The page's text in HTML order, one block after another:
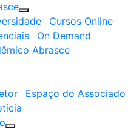
Cursos Online
On Demand
Abrasce
Espaço do Associado